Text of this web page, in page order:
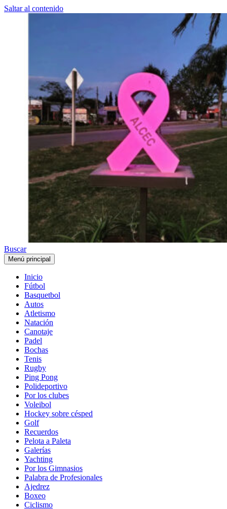
Saltar al contenido
Buscar
Menú principal
Inicio
Fútbol
Basquetbol
Autos
Atletismo
Natación
Canotaje
Padel
Bochas
Tenis
Rugby
Ping Pong
Polideportivo
Por los clubes
Voleibol
Hockey sobre césped
Golf
Recuerdos
Pelota a Paleta
Galerías
Yachting
Por los Gimnasios
Palabra de Profesionales
Ajedrez
Boxeo
Ciclismo